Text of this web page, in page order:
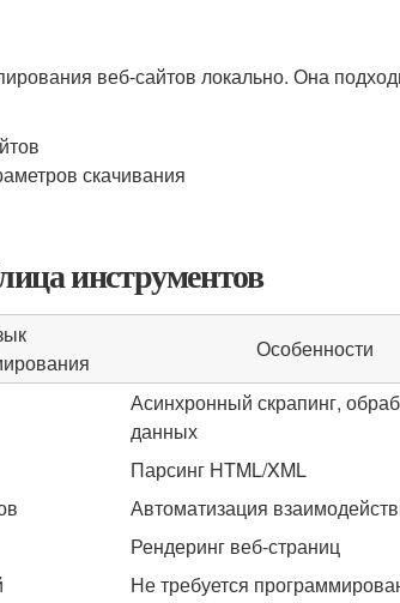
веб-сайтов локально. Она
скачивания
инструментов
Особенности
Асинхронный скрапинг,
данных
Парсинг HTML/XML
Автоматизация
Рендеринг веб-страниц
Не требуется